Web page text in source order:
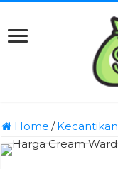
Home /Kecantikan